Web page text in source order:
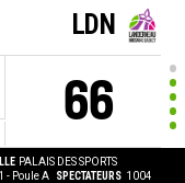
LDN
66
PALAIS DES SPORTS
- Poule A SPECTATEURS 1004